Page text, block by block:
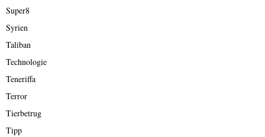
Super8
Syrien
Taliban
Technologie
Teneriffa
Terror
Tierbetrug
Tipp